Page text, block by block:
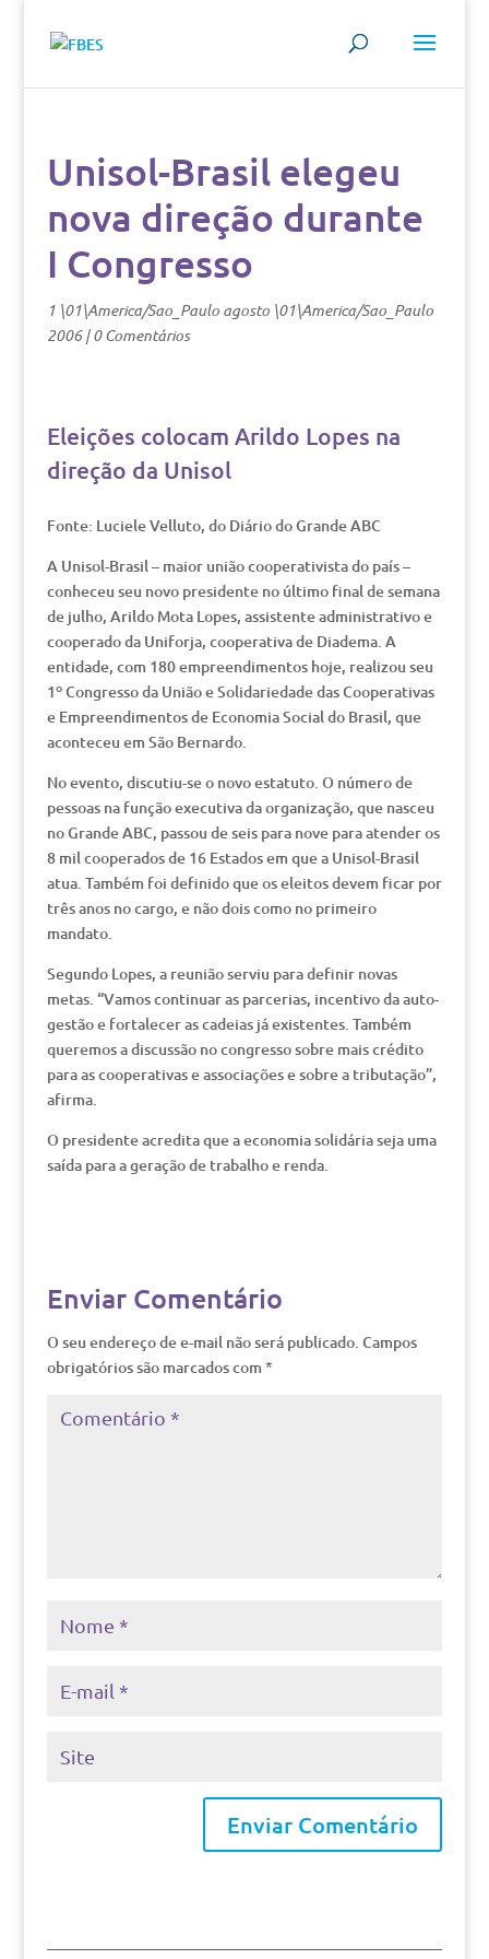
Unisol-Brasil elegeu
nova direção durante
I Congresso
1 \01\America/Sao_Paulo agosto \01\America/Sao_Paulo
2006|0 Comentários
Eleições colocam Arildo Lopes na
direção da Unisol
Fonte: Luciele Velluto, do Diário do Grande ABC
A Unisol-Brasil – maior união cooperativista do país –
conheceu seu novo presidente no último final de semana
de julho, Arildo Mota Lopes, assistente administrativo e
cooperado da Uniforja, cooperativa de Diadema. A
entidade, com 180 empreendimentos hoje, realizou seu
1º Congresso da União e Solidariedade das Cooperativas
e Empreendimentos de Economia Social do Brasil, que
aconteceu em São Bernardo.
No evento, discutiu-se o novo estatuto. O número de
pessoas na função executiva da organização, que nasceu
no Grande ABC, passou de seis para nove para atender os
8 mil cooperados de 16 Estados em que a Unisol-Brasil
atua. Também foi definido que os eleitos devem ficar por
três anos no cargo, e não dois como no primeiro
mandato.
Segundo Lopes, a reunião serviu para definir novas
metas. “Vamos continuar as parcerias, incentivo da auto-
gestão e fortalecer as cadeias já existentes. Também
queremos a discussão no congresso sobre mais crédito
para as cooperativas e associações e sobre a tributação”,
afirma.
O presidente acredita que a economia solidária seja uma
saída para a geração de trabalho e renda.
Enviar Comentário
O seu endereço de e-mail não será publicado. Campos
obrigatórios são marcados com *